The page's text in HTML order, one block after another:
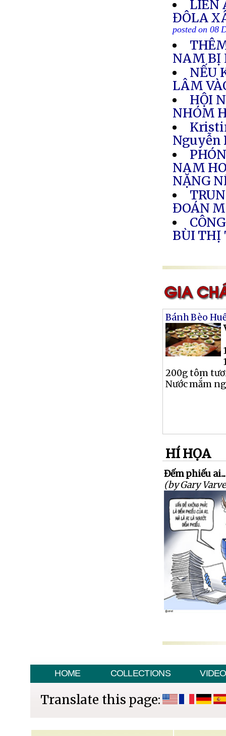
LIÊN
ĐÔLA
posted on 08
NAM BỊ
NẾU
LÂM
HỘI
NHÓM
Nguyễn
NAM
NẶNG
ĐOÁN
BÙI THỊ
Bánh Bèo
200g tôm
Nước mắm
HÍ HỌA
Đếm phiếu
(by Gary
HOME COLLECTIONS VIDEO
Translate this page: